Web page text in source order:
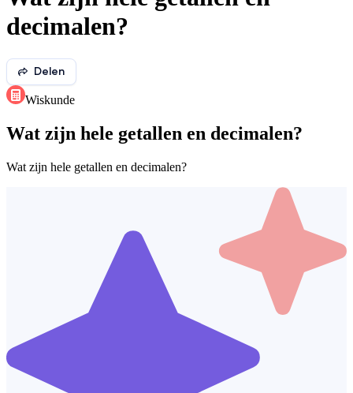
decimalen?
Delen
Wiskunde
Wat zijn hele getallen en decimalen?
Wat zijn hele getallen en decimalen?